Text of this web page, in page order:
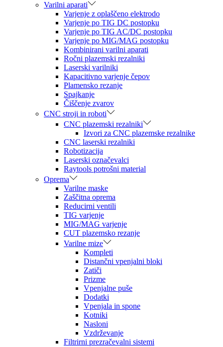
Varilni aparati
Varjenje z oplaščeno elektrodo
Varjenje po TIG DC postopku
Varjenje po TIG AC/DC postopku
Varjenje po MIG/MAG postopku
Kombinirani varilni aparati
Ročni plazemski rezalniki
Laserski varilniki
Kapacitivno varjenje čepov
Plamensko rezanje
Spajkanje
Čiščenje zvarov
CNC stroji in roboti
CNC plazemski rezalniki
Izvori za CNC plazemske rezalnike
CNC laserski rezalniki
Robotizacija
Laserski označevalci
Raytools potrošni material
Oprema
Varilne maske
Zaščitna oprema
Reducirni ventili
TIG varjenje
MIG/MAG varjenje
CUT plazemsko rezanje
Varilne mize
Kompleti
Distančni vpenjalni bloki
Zatiči
Prizme
Vpenjalne puše
Dodatki
Vpenjala in spone
Kotniki
Nasloni
Vzdrževanje
Filtrirni prezračevalni sistemi